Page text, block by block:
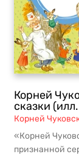
Корней
сказки
Корней
«Корней
признанной